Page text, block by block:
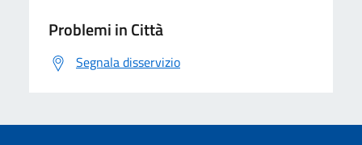
Problemi in Città
Segnala disservizio